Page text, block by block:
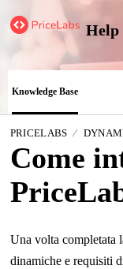
Help
Knowledge Base
PRICELABS
Come
Una volta completata
dinamiche e requisiti